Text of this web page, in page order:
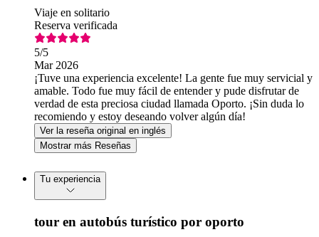
Viaje en solitario
Reserva verificada
5/5
Mar 2026
¡Tuve una experiencia excelente! La gente fue muy servicial y
amable. Todo fue muy fácil de entender y pude disfrutar de
verdad de esta preciosa ciudad llamada Oporto. ¡Sin duda lo
recomiendo y estoy deseando volver algún día!
Ver la reseña original en inglés
Mostrar más Reseñas
Tu experiencia
tour en autobús turístico por oporto